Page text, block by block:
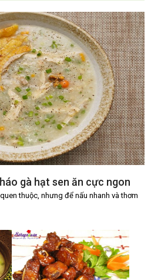
gà hạt sen ăn cực ngon
thuộc, nhưng để nấu nhanh và thơm